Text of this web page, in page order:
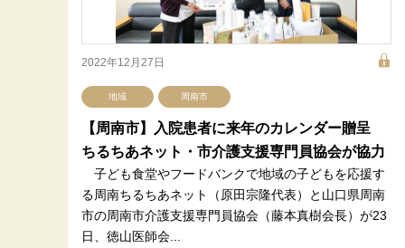
2022年12月27日
地域 周南市
【周南市】入院患者に来年のカレンダー贈呈
ちるちあネット・市介護支援専門員協会が協力
子ども食堂やフードバンクで地域の子どもを応援す
る周南ちるちあネット（原田宗隆代表）と山口県周南
市の周南市介護支援専門員協会（藤本真樹会長）が23
日、徳山医師会...